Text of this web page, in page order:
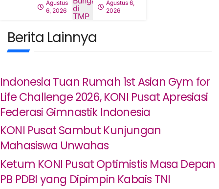
Agustus
6, 2026
Agustus 6,
2026
Berita Lainnya
Indonesia Tuan Rumah 1st Asian Gym for
Life Challenge 2026, KONI Pusat Apresiasi
Federasi Gimnastik Indonesia
KONI Pusat Sambut Kunjungan
Mahasiswa Unwahas
Ketum KONI Pusat Optimistis Masa Depan
PB PDBI yang Dipimpin Kabais TNI